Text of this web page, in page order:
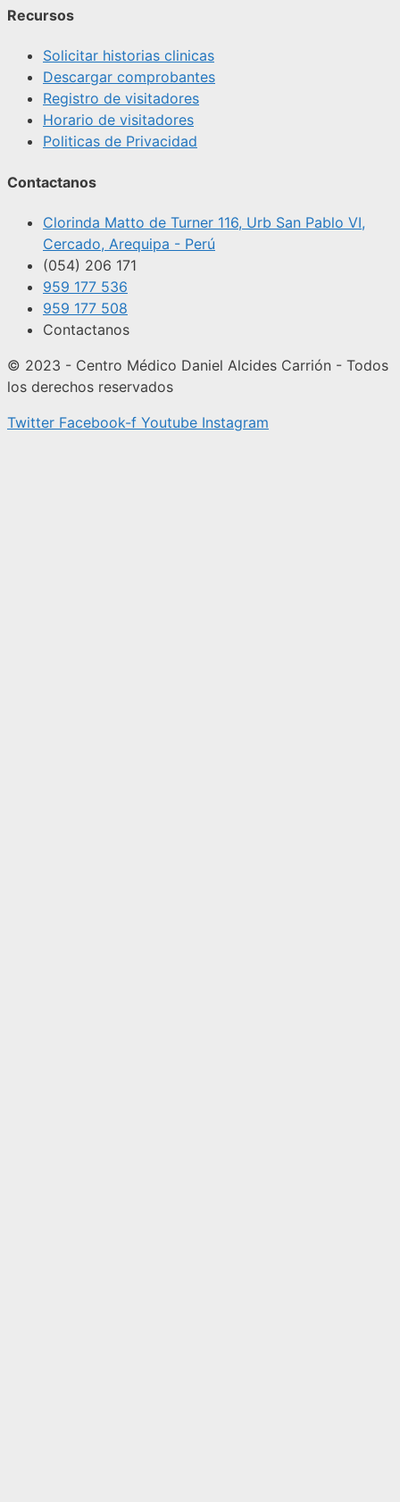
Recursos
Solicitar historias clinicas
Descargar comprobantes
Registro de visitadores
Horario de visitadores
Politicas de Privacidad
Contactanos
Clorinda Matto de Turner 116, Urb San Pablo VI,
Cercado, Arequipa - Perú
(054) 206 171
959 177 536
959 177 508
Contactanos
© 2023 - Centro Médico Daniel Alcides Carrión - Todos
los derechos reservados
Twitter Facebook-f Youtube Instagram